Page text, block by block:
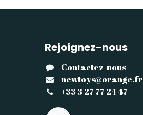
Rejoignez-nous
Contactez-nous
newtoys@orange.fr
+33 3 27 77 24 47